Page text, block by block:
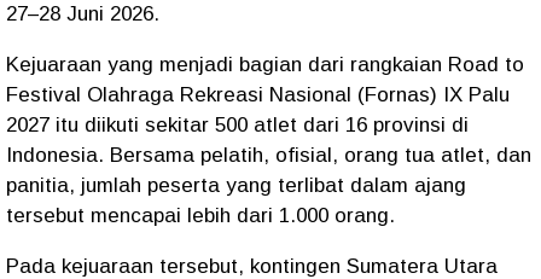
27–28 Juni 2026.
Kejuaraan yang menjadi bagian dari rangkaian Road to
Festival Olahraga Rekreasi Nasional (Fornas) IX Palu
2027 itu diikuti sekitar 500 atlet dari 16 provinsi di
Indonesia. Bersama pelatih, ofisial, orang tua atlet, dan
panitia, jumlah peserta yang terlibat dalam ajang
tersebut mencapai lebih dari 1.000 orang.
Pada kejuaraan tersebut, kontingen Sumatera Utara